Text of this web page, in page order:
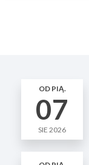
OD PIĄ.
07
SIE 2026